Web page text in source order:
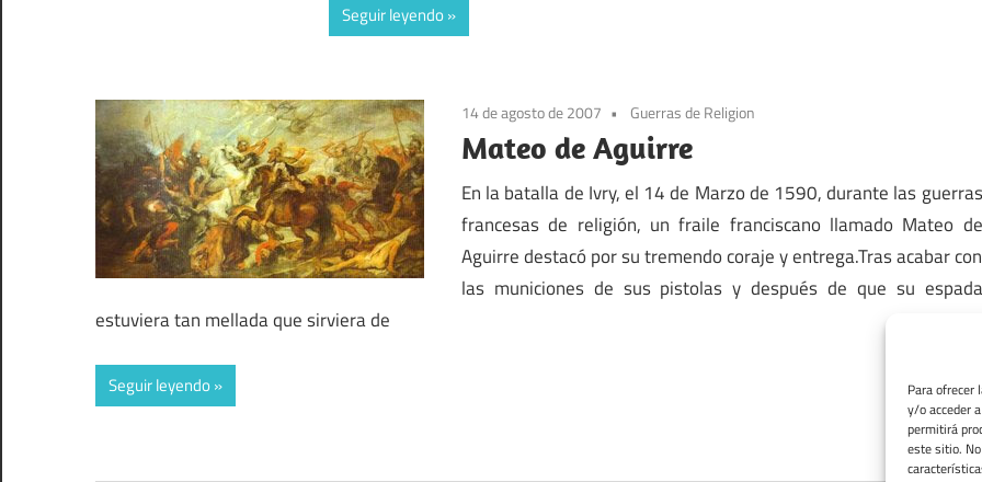
Para ofrecer
y/o acceder
permitirá
este sitio.
Seguir leyendo
14 de agosto de 2007 Guerras de Religion
Mateo de Aguirre
En la batalla de Ivry, el 14 de Marzo de 1590, durante las guerras
francesas de religión, un fraile franciscano llamado Mateo de
Aguirre destacó por su tremendo coraje y entrega.Tras acabar con
las municiones de sus pistolas y después de que su espada
estuviera tan mellada que sirviera de
Seguir leyendo